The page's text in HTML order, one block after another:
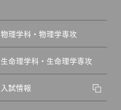
物理学科・物理学専攻
生命理学科・生命理学専攻
入試情報